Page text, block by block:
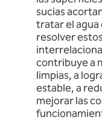
sucias
tratar el agua
resolver
contribuye a
limpias, a
estable, a
mejorar las